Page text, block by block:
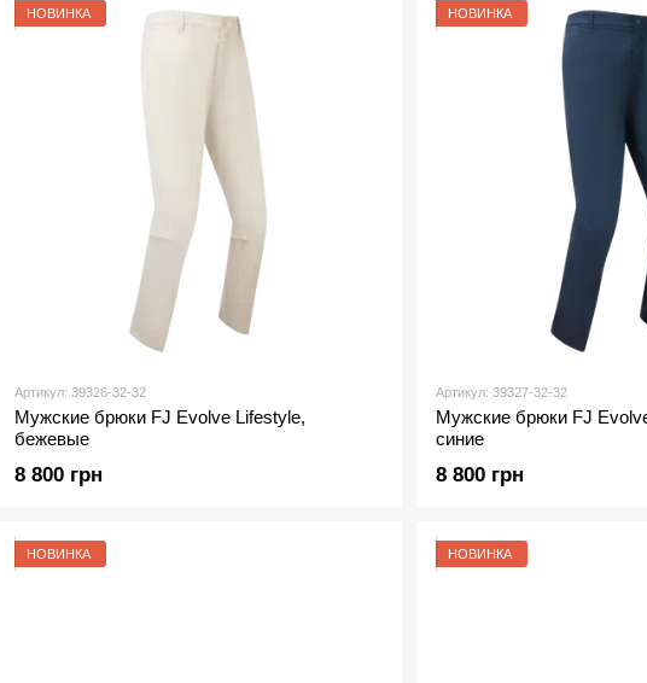
НОВИНКА
Артикул: 39326-32-32
Мужские брюки FJ Evolve Lifestyle,
бежевые
8 800 грн
НОВИНКА
Артикул: 39327-32-32
Мужские брюки FJ
синие
8 800 грн
НОВИНКА НОВИНКА